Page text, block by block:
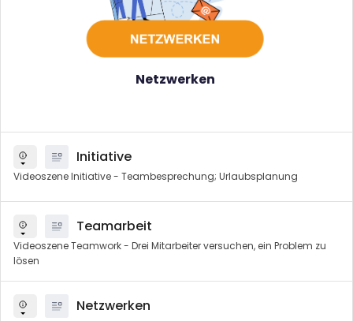
Netzwerken
Initiative
Videoszene Initiative - Teambesprechung; Urlaubsplanung
Teamarbeit
Videoszene Teamwork - Drei Mitarbeiter versuchen, ein Problem zu
lösen
Netzwerken